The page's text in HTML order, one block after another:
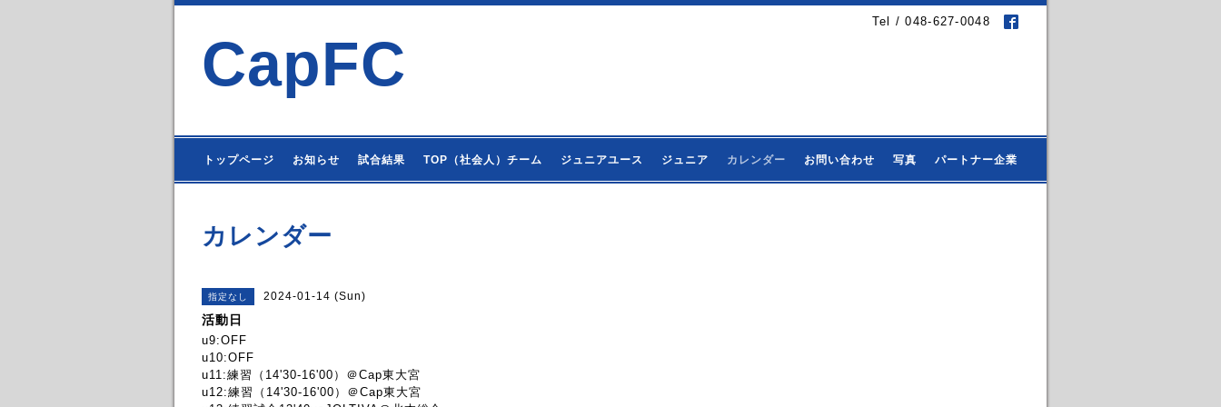
Tel / 048-627-0048
CapFC
トップページ お知らせ 試合結果 TOP（社会人）チーム ジュニアユース ジュニア カレンダー お問い合わせ 写真 パートナー企業
カレンダー
指定なし 2024-01-14 (Sun)
活動日
u9:OFF
u10:OFF
u11:練習（14'30-16'00）＠Cap東大宮
u12:練習（14'30-16'00）＠Cap東大宮